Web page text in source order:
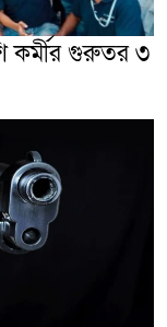
কর্মীর গুরুতর ৩